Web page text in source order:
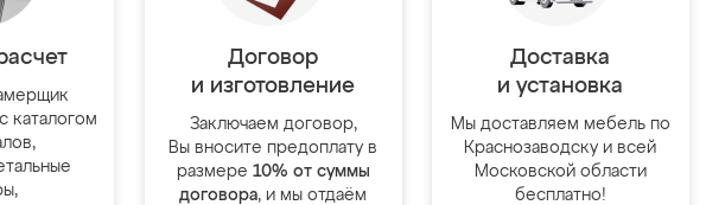
каталогом
Договор
и изготовление
Заключаем договор,
Вы вносите предоплату в
размере 10% от суммы
договора, и мы отдаём
Доставка
и установка
Мы доставляем мебель по
Краснозаводску и всей
Московской области
бесплатно!